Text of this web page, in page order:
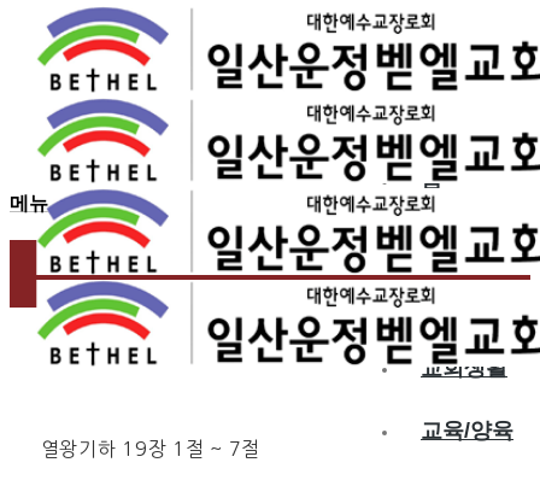
홈
교회소개
예배
교회생활
교육/양육
메뉴
2017.02.24
히스기야가 이사야를 부르다
열왕기하 19장 1절 ~ 7절